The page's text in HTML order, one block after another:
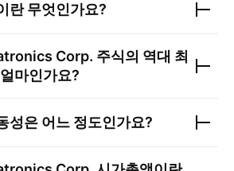
란 무엇인가요?
Corp. 주식의 역대 최
마인가요?
성은 어느 정도인가요?